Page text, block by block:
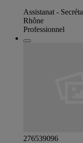
Assistanat -
Rhône
Professionnel
276539096